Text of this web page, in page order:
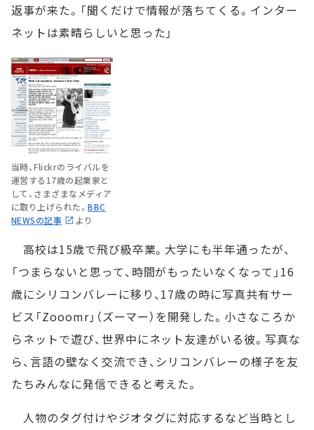
返事が来た。「聞くだけで情報が落ちてくる。インター
ネットは素晴らしいと思った」
当時、Flickrのライバルを
運営する17歳の起業家と
して、さまざまなメディア
に取り上げられた。BBC
NEWSの記事
より
高校は15歳で飛び級卒業。大学にも半年通ったが、
「つまらないと思って、時間がもったいなくなって」16
歳にシリコンバレーに移り、17歳の時に写真共有サー
ビス「Zooomr」（ズーマー）を開発した。小さなころか
らネットで遊び、世界中にネット友達がいる彼。写真な
ら、言語の壁なく交流でき、シリコンバレーの様子を友
たちみんなに発信できると考えた。
人物のタグ付けやジオタグに対応するなど当時とし